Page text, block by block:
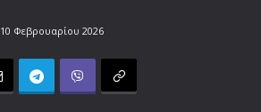
10 Φεβρουαρίου 2026